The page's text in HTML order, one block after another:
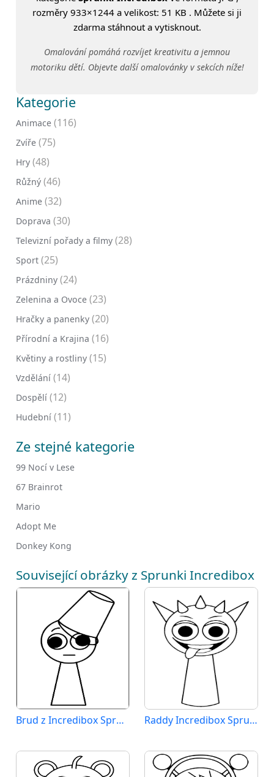
rozměry 933×1244 a velikost: 51 KB . Můžete si ji
zdarma stáhnout a vytisknout.
Omalování pomáhá rozvíjet kreativitu a jemnou
motoriku dětí. Objevte další omalovánky v sekcích níže!
Kategorie
Animace (116)
Zvíře (75)
Hry (48)
Růžný (46)
Anime (32)
Doprava (30)
Televizní pořady a filmy (28)
Sport (25)
Prázdniny (24)
Zelenina a Ovoce (23)
Hračky a panenky (20)
Přírodní a Krajina (16)
Květiny a rostliny (15)
Vzdělání (14)
Dospělí (12)
Hudební (11)
Ze stejné kategorie
99 Nocí v Lese
67 Brainrot
Mario
Adopt Me
Donkey Kong
Související obrázky z Sprunki Incredibox
Brud z Incredibox Sprunki Raddy Incredibox Sprunki